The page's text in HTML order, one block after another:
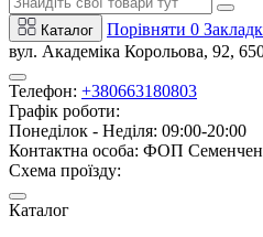
Каталог Порівняти 0
вул. Академіка Корольова, 92,
Телефон: +380663180803
Графік роботи:
Понеділок - Неділя: 09:00-20:00
Контактна особа: ФОП
Схема проїзду:
Каталог